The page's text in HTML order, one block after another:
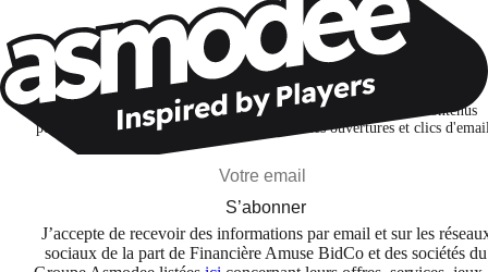
Restons connectés !
Je m'abonne pour découvrir des jeux, des nouveautés et des contenus
personnalisés selon mes centres d'intérêt et mes ouvertures et clics
S’abonner
J’accepte de recevoir des informations par email et sur les
sociaux de la part de Financière Amuse BidCo et des sociétés du